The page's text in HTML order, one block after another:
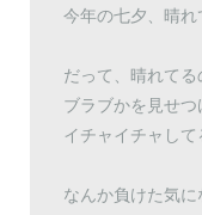
今年の七夕、晴れ
だって、晴れて
ブラブかを見せ
イチャイチャして
なんか負けた気に